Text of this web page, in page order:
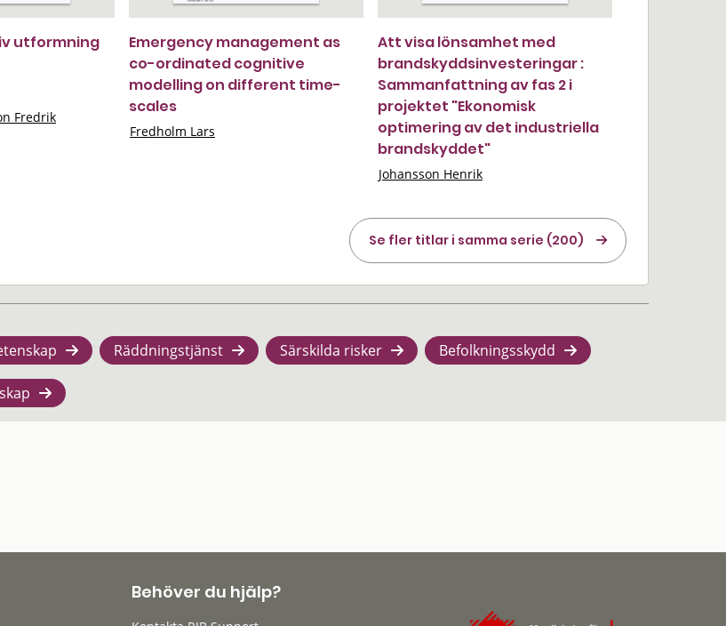
utformning
Fredrik
Emergency management as
co-ordinated cognitive
modelling on different time-
scales
Fredholm Lars
Att visa lönsamhet med
brandskyddsinvesteringar :
Sammanfattning av fas 2 i
projektet "Ekonomisk
optimering av det industriella
brandskyddet"
Johansson Henrik
Se fler titlar i samma serie (200)
Räddningstjänst Särskilda risker Befolkningsskydd
Behöver du hjälp?